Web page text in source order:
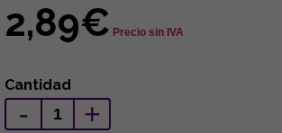
2,89€ Precio sin IVA
Cantidad
- +